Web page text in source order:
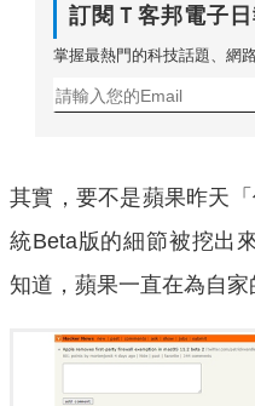
訂閱Ｔ客邦電子日
掌握最熱門的科技話題、網
其實，要不是蘋果昨天
統Beta版的細節被挖出
知道，蘋果一直在為自家